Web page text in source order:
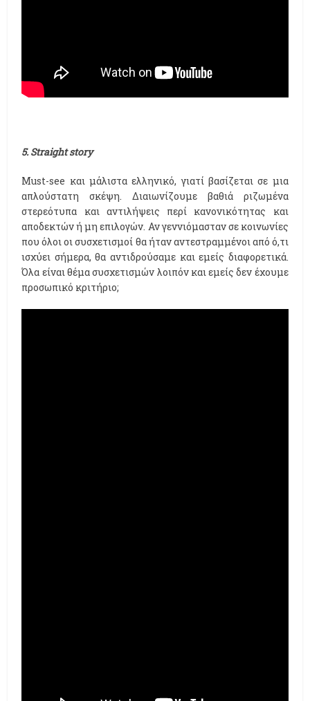
5. Straight story
Must-see και μάλιστα ελληνικό, γιατί βασίζεται σε μια
απλούστατη σκέψη. Διαιωνίζουμε βαθιά ριζωμένα
στερεότυπα και αντιλήψεις περί κανονικότητας και
αποδεκτών ή μη επιλογών. Αν γεννιόμασταν σε κοινωνίες
που όλοι οι συσχετισμοί θα ήταν αντεστραμμένοι από ό,τι
ισχύει σήμερα, θα αντιδρούσαμε και εμείς διαφορετικά.
Όλα είναι θέμα συσχετισμών λοιπόν και εμείς δεν έχουμε
προσωπικό κριτήριο;